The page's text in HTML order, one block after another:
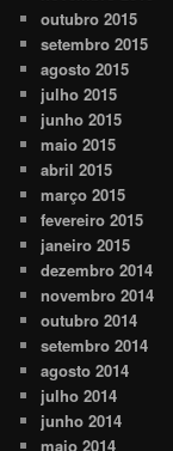
outubro 2015
setembro 2015
agosto 2015
julho 2015
junho 2015
maio 2015
abril 2015
março 2015
fevereiro 2015
janeiro 2015
dezembro 2014
novembro 2014
outubro 2014
setembro 2014
agosto 2014
julho 2014
junho 2014
maio 2014